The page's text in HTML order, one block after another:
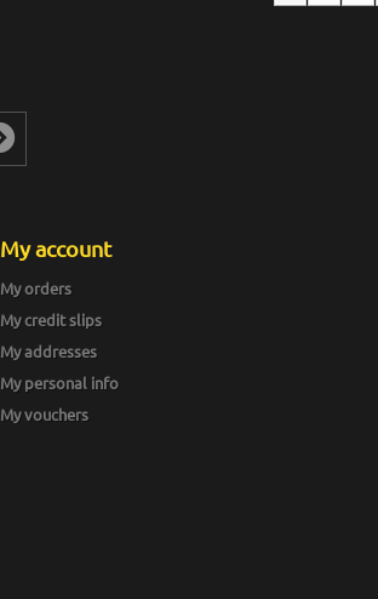
My account
My orders
My credit slips
My addresses
My personal info
My vouchers